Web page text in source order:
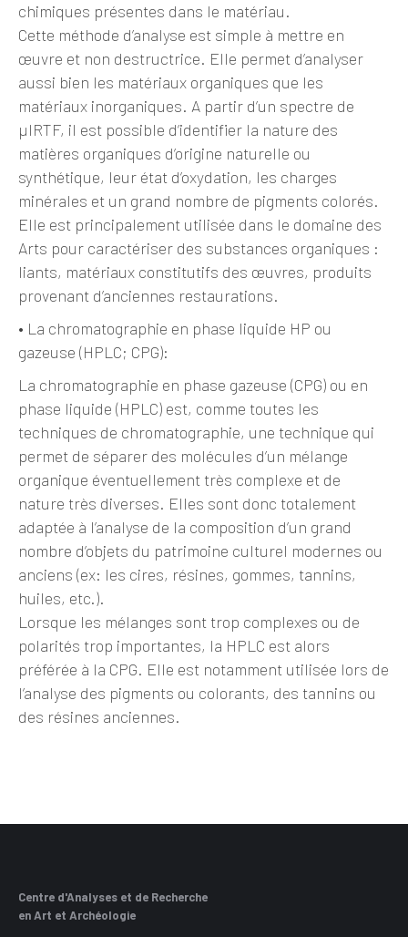
chimiques présentes dans le matériau.
Cette méthode d’analyse est simple à mettre en
œuvre et non destructrice. Elle permet d’analyser
aussi bien les matériaux organiques que les
matériaux inorganiques. A partir d’un spectre de
µIRTF, il est possible d’identifier la nature des
matières organiques d’origine naturelle ou
synthétique, leur état d’oxydation, les charges
minérales et un grand nombre de pigments colorés.
Elle est principalement utilisée dans le domaine des
Arts pour caractériser des substances organiques :
liants, matériaux constitutifs des œuvres, produits
provenant d’anciennes restaurations.
• La chromatographie en phase liquide HP ou
gazeuse (HPLC; CPG):
La chromatographie en phase gazeuse (CPG) ou en
phase liquide (HPLC) est, comme toutes les
techniques de chromatographie, une technique qui
permet de séparer des molécules d’un mélange
organique éventuellement très complexe et de
nature très diverses. Elles sont donc totalement
adaptée à l’analyse de la composition d’un grand
nombre d’objets du patrimoine culturel modernes ou
anciens (ex: les cires, résines, gommes, tannins,
huiles, etc.).
Lorsque les mélanges sont trop complexes ou de
polarités trop importantes, la HPLC est alors
préférée à la CPG. Elle est notamment utilisée lors de
l’analyse des pigments ou colorants, des tannins ou
des résines anciennes.
Centre d'Analyses et de Recherche
en Art et Archéologie